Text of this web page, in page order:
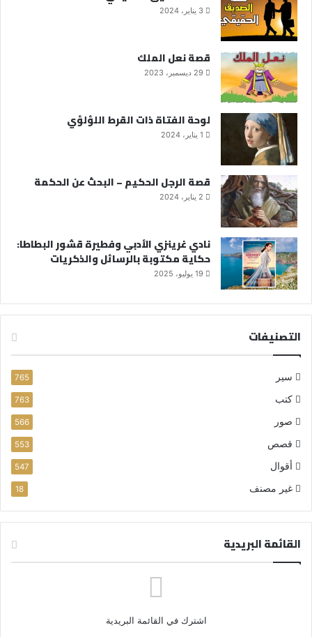
3 يناير، 2024
قصة نعل الملك
29 ديسمبر، 2023
لوحة الفتاة ذات القرط اللؤلؤي
1 يناير، 2024
قصة الرجل الحكيم – البحث عن الحكمة
2 يناير، 2024
نادي غرينزي الأدبي وفطيرة قشور البطاطا:
حكاية مكتوبة بالرسائل والذكريات
19 يوليو، 2025
التصنيفات
سير 765
كتب 763
صور 566
قصص 553
أقوال 547
غير مصنف 18
القائمة البريدية
اشترك في القائمة البريدية